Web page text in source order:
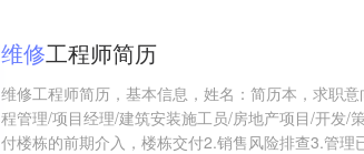
维修工程师简历
维修工程师简历，基本信息，姓名：简历本，求职
程管理/项目经理/建筑安装施工员/房地产项目/开发/
付楼栋的前期介入，楼栋交付2.销售风险排查3.管理